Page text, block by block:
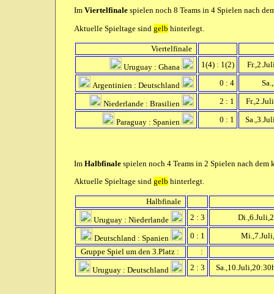
Im Viertelfinale spielen noch 8 Teams in 4 Spielen nach
Aktuelle Spieltage sind gelb hinterlegt.
Viertelfinale
Uruguay : Ghana
1(4) : 1(2)
Argentinien : Deutschland 0 : 4
Niederlande : Brasilien 2 : 1
Paraguay : Spanien 0 : 1
Im Halbfinale spielen noch 4 Teams in 2 Spielen nach dem
Aktuelle Spieltage sind gelb hinterlegt.
Halbfinale
Uruguay : Niederlande
2 : 3
Deutschland : Spanien 0 : 1
Gruppe Spiel um den 3.Platz :
:
Uruguay : Deutschland
2 : 3